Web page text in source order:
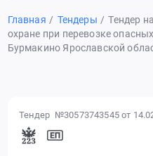
Главная Тендеры
Тендер
охране при перевозке
Бурмакино Ярославской
Тендер №30573743545 от